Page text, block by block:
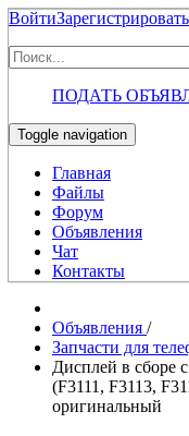
Войти
ПОДАТЬ
Toggle navigation
Главная
Файлы
Форум
Объявления
Чат
Контакты
Объявления /
Запчасти для
Дисплей в сборе
(F3111, F3113,
оригинальный